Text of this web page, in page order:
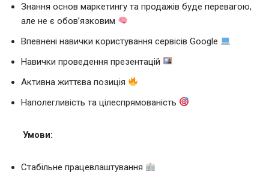
Знання основ маркетингу та продажів буде перевагою,
але не є обовʼязковим
Впевнені навички користування сервісів Google
Навички проведення презентацій
Активна життєва позиція
Наполегливість та цілеспрямованість
Умови:
Стабільне працевлаштування